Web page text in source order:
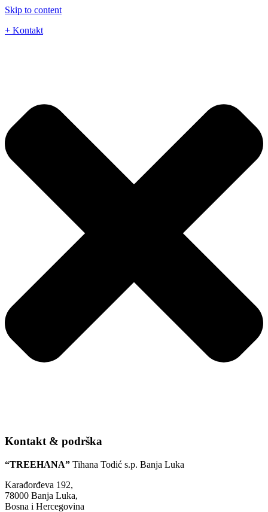
Skip to content
+ Kontakt
Kontakt & podrška
“TREEHANA” Tihana Todić s.p. Banja Luka
Karađorđeva 192,
78000 Banja Luka,
Bosna i Hercegovina